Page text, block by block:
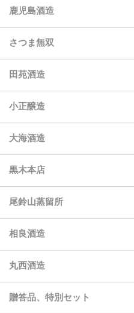
鹿児島酒造
さつま無双
田苑酒造
小正醸造
大海酒造
黒木本店
尾鈴山蒸留所
相良酒造
丸西酒造
贈答品、特別セット